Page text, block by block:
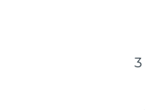
3